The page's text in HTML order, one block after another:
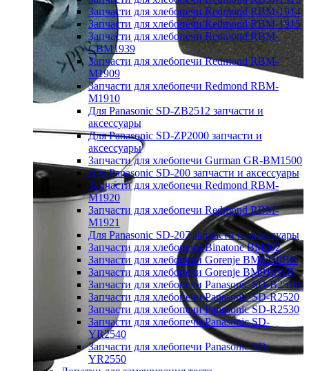
Запчасти для хлебопечи Redmond RBM-1914
Запчасти для хлебопечи Redmond RBM-1915
Запчасти для хлебопечи Redmond RBM-
CBM1939
Запчасти для хлебопечи Redmond RBM-
M1909
Запчасти для хлебопечи Redmond RBM-
M1910
Для Panasonic SD-ZB2512 запчасти и
аксессуары
Для Panasonic SD-ZP2000 запчасти и
аксессуары
Запчасти для хлебопечи Gurman GR-BM1500
Для Panasonic SD-200 запчасти и аксессуары
Запчасти для хлебопечи Redmond RBM-
M1920
Запчасти для хлебопечи Redmond RBM-
M1921
Для Panasonic SD-207 запчасти и аксессуары
Запчасти для хлебопечи Binatone BM202
Запчасти для хлебопечи Gorenje BM1210BK
Запчасти для хлебопечи Gorenje BM910WII
Запчасти для хлебопечи Panasonic SD-B2510
Запчасти для хлебопечи Panasonic SD-R2520
Запчасти для хлебопечи Panasonic SD-R2530
Запчасти для хлебопечи Panasonic SD-
YR2540
Запчасти для хлебопечи Panasonic SD-
YR2550